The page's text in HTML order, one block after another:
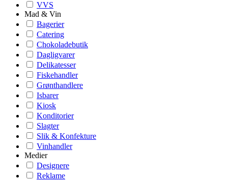
VVS
Mad & Vin
Bagerier
Catering
Chokoladebutik
Dagligvarer
Delikatesser
Fiskehandler
Grønthandlere
Isbarer
Kiosk
Konditorier
Slagter
Slik & Konfekture
Vinhandler
Medier
Designere
Reklame